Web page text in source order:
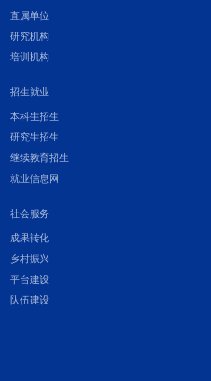
直属单位
研究机构
培训机构
招生就业
本科生招生
研究生招生
继续教育招生
就业信息网
社会服务
成果转化
乡村振兴
平台建设
队伍建设